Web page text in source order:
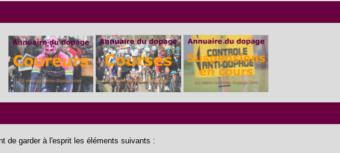
de garder à l'esprit les éléments suivants :